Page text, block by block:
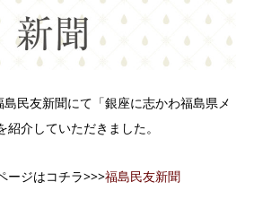
民友新聞にて「銀座に志かわ福島県メ
介していただきました。
ージはコチラ>>>福島民友新聞